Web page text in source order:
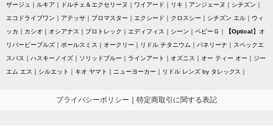
ザージュ
ルキア ドルチェ＆エクセリーヌ ワイアード リキ アンジェーヌ
シチズン
エコドライブワン
アテッサ プロマスター エクシード クロスシー シチズン エル
ウィ
ッカ
カシオ オシアナス プロトレック エディフィス シーン ベビーＧ Optical
オ
リバーピープルズ
ポールスミス オークリー リドル チタニウム バネリーナ
スペックエ
スパス
ハスキーノイズ ソリッドブルー ラインアート オズニス オー ティー オー
ジー
エム エス
シルエット キオ ヤマト ニューヨーカー リドル レンズ by タレックス
プライバシーポリシー 特定商取引に関する表記